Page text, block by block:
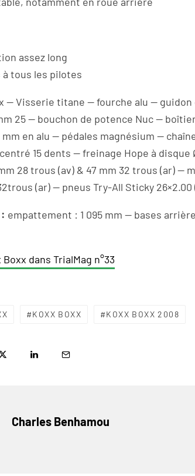
assez long
tous les pilotes
— Visserie titane — fourche alu —
25 — bouchon de potence Nuc —
mm en alu — pédales magnésium —
15 dents — freinage Hope à disque
28 trous (av) & 47 mm 32 trous (ar) —
(ar) — pneus Try-All Sticky 26×2.00
empattement : 1 095 mm — bases
dans TrialMag n°33
KOXX BOXX KOXX BOXX 2008
Charles Benhamou